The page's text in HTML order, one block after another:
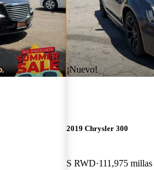
¡Nuevo!
2019 Chrysler 300
S RWD 111,975 millas